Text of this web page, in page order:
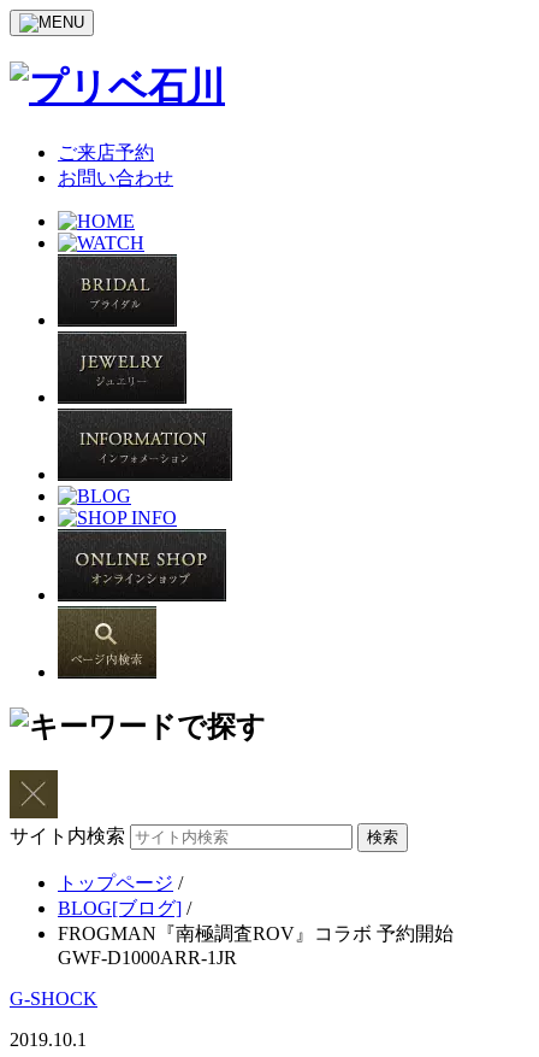
ご来店予約
お問い合わせ
サイト内検索
トップページ /
BLOG[ブログ] /
FROGMAN『南極調査ROV』コラボ 予約開始
GWF-D1000ARR-1JR
G-SHOCK
2019.10.1